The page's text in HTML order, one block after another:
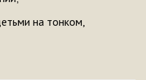
на тонком,